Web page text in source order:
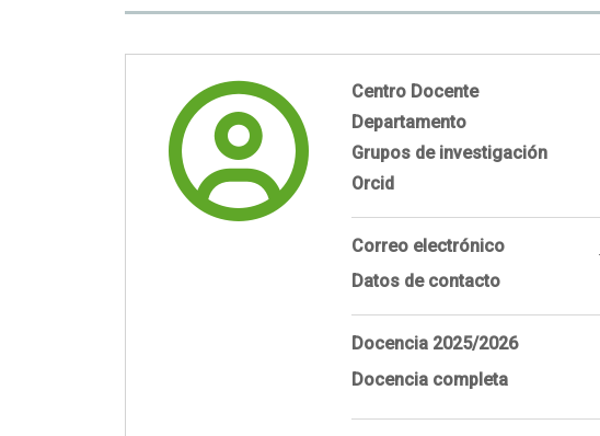
Centro Docente
Departamento
Grupos de investigación
Orcid
Correo electrónico
Datos de contacto
Docencia 2025/2026
Docencia completa